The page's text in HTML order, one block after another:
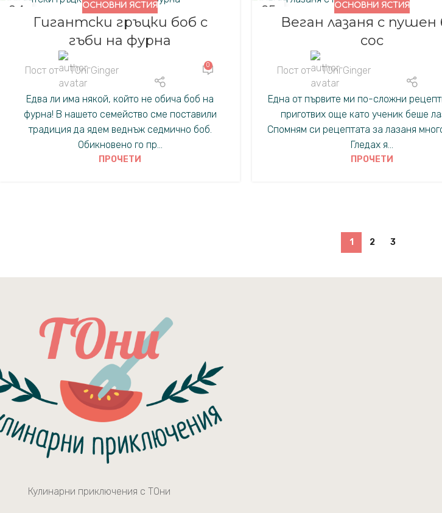
04 ОСНОВНИ ЯСТИЯ
Гигантски гръцки боб с
гъби на фурна
Пост от TOni Ginger 0
Едва ли има някой, който не обича боб на
фурна! В нашето семейство сме поставили
традиция да ядем веднъж седмично боб.
Обикновено го пр...
ПРОЧЕТИ
25 ОСНОВНИ ЯСТИЯ
Веган лазаня с пушен
сос
Пост от TOni Ginger
Една от първите ми по-сложни
приготвих още като ученик беше
Спомням си рецептата за лазаня
Гледах я...
ПРОЧЕТИ
1 2 3
Кулинарни приключения с ТОни